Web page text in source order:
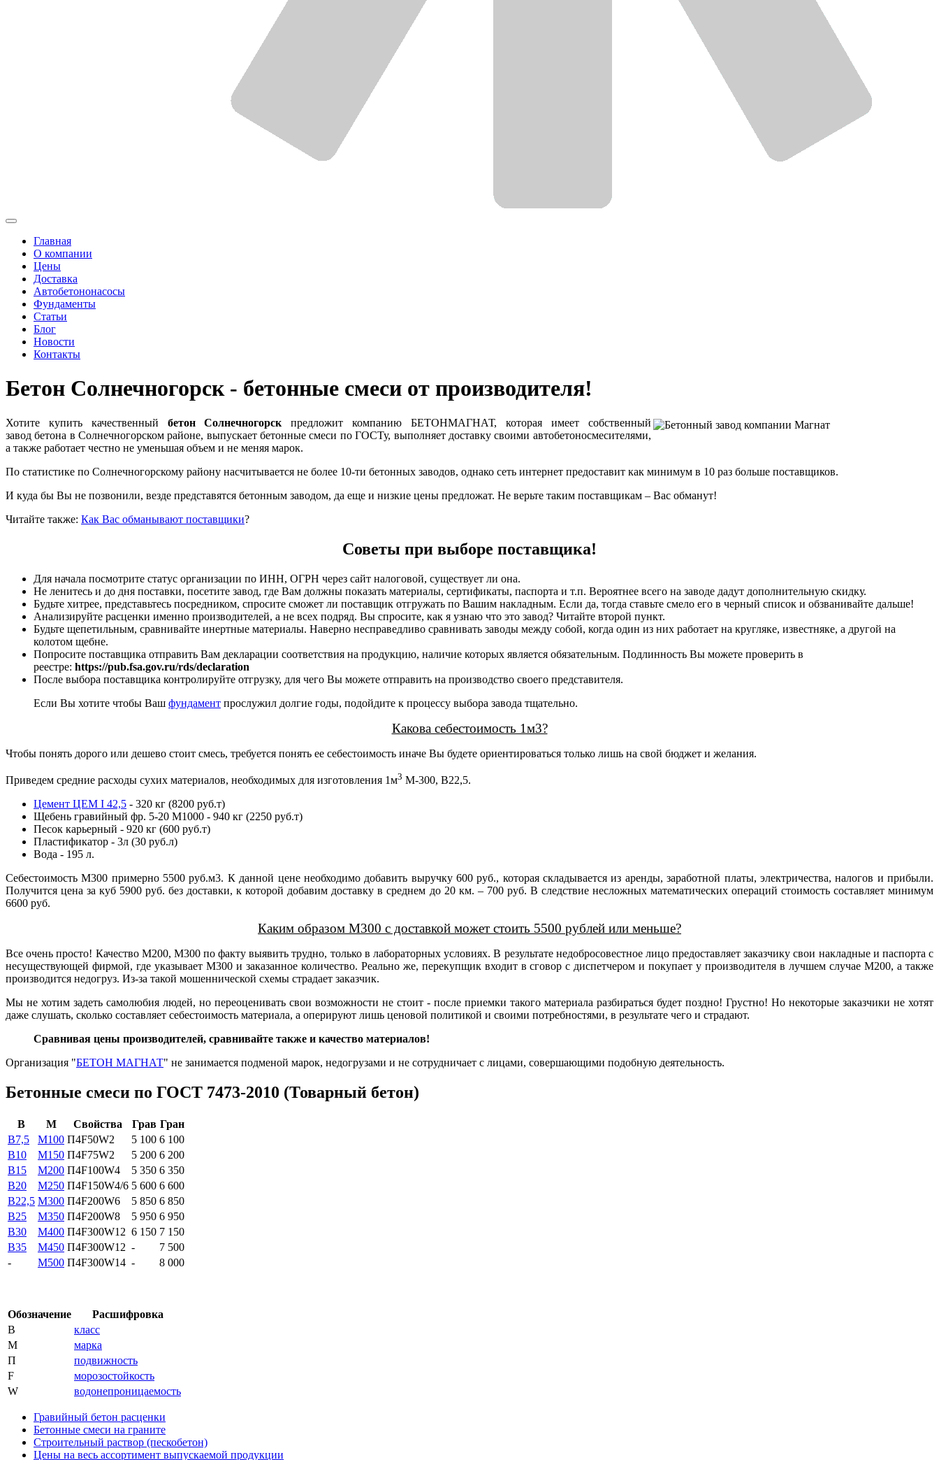
Главная
О компании
Цены
Доставка
Автобетононасосы
Фундаменты
Статьи
Блог
Новости
Контакты
Бетон Солнечногорск - бетонные смеси от производителя!
Хотите купить качественный бетон Солнечногорск предложит компанию БЕТОНМАГНАТ, которая имеет собственный
завод бетона в Солнечногорском районе, выпускает бетонные смеси по ГОСТу, выполняет доставку своими автобетоносмесителями,
а также работает честно не уменьшая объем и не меняя марок.
По статистике по Солнечногорскому району насчитывается не более 10-ти бетонных заводов, однако сеть интернет предоставит как минимум в 10 раз больше поставщиков.
И куда бы Вы не позвонили, везде представятся бетонным заводом, да еще и низкие цены предложат. Не верьте таким поставщикам – Вас обманут!
Читайте также: Как Вас обманывают поставщики?
Советы при выборе поставщика!
Для начала посмотрите статус организации по ИНН, ОГРН через сайт налоговой, существует ли она.
Не ленитесь и до дня поставки, посетите завод, где Вам должны показать материалы, сертификаты, паспорта и т.п. Вероятнее всего на заводе дадут дополнительную скидку.
Будьте хитрее, представьтесь посредником, спросите сможет ли поставщик отгружать по Вашим накладным. Если да, тогда ставьте смело его в черный список и обзванивайте дальше!
Анализируйте расценки именно производителей, а не всех подряд. Вы спросите, как я узнаю что это завод? Читайте второй пункт.
Будьте щепетильным, сравнивайте инертные материалы. Наверно несправедливо сравнивать заводы между собой, когда один из них работает на кругляке, известняке, а другой на
колотом щебне.
Попросите поставщика отправить Вам декларации соответствия на продукцию, наличие которых является обязательным. Подлинность Вы можете проверить в
реестре: https://pub.fsa.gov.ru/rds/declaration
После выбора поставщика контролируйте отгрузку, для чего Вы можете отправить на производство своего представителя.
Если Вы хотите чтобы Ваш фундамент прослужил долгие годы, подойдите к процессу выбора завода тщательно.
Какова себестоимость 1м3?
Чтобы понять дорого или дешево стоит смесь, требуется понять ее себестоимость иначе Вы будете ориентироваться только лишь на свой бюджет и желания.
Приведем средние расходы сухих материалов, необходимых для изготовления 1м3 М-300, В22,5.
Цемент ЦЕМ I 42,5 - 320 кг (8200 руб.т)
Щебень гравийный фр. 5-20 М1000 - 940 кг (2250 руб.т)
Песок карьерный - 920 кг (600 руб.т)
Пластификатор - 3л (30 руб.л)
Вода - 195 л.
Себестоимость М300 примерно 5500 руб.м3. К данной цене необходимо добавить выручку 600 руб., которая складывается из аренды, заработной платы, электричества, налогов и прибыли.
Получится цена за куб 5900 руб. без доставки, к которой добавим доставку в среднем до 20 км. – 700 руб. В следствие несложных математических операций стоимость составляет минимум
6600 руб.
Каким образом М300 с доставкой может стоить 5500 рублей или меньше?
Все очень просто! Качество М200, М300 по факту выявить трудно, только в лабораторных условиях. В результате недобросовестное лицо предоставляет заказчику свои накладные и паспорта с
несуществующей фирмой, где указывает М300 и заказанное количество. Реально же, перекупщик входит в сговор с диспетчером и покупает у производителя в лучшем случае М200, а также
производится недогруз. Из-за такой мошеннической схемы страдает заказчик.
Мы не хотим задеть самолюбия людей, но переоценивать свои возможности не стоит - после приемки такого материала разбираться будет поздно! Грустно! Но некоторые заказчики не хотят
даже слушать, сколько составляет себестоимость материала, а оперируют лишь ценовой политикой и своими потребностями, в результате чего и страдают.
Сравнивая цены производителей, сравнивайте также и качество материалов!
Организация "БЕТОН МАГНАТ" не занимается подменой марок, недогрузами и не сотрудничает с лицами, совершающими подобную деятельность.
Бетонные смеси по ГОСТ 7473-2010 (Товарный бетон)
В М Свойства Грав Гран
B7,5
М100 П4F50W2 5 100 6 100
B10
М150 П4F75W2 5 200 6 200
B15
М200 П4F100W4 5 350 6 350
B20
М250 П4F150W4/6 5 600 6 600
В22,5 М300 П4F200W6 5 850 6 850
В25
М350 П4F200W8 5 950 6 950
В30
М400 П4F300W12 6 150 7 150
В35
М450 П4F300W12 -
7 500
-
М500 П4F300W14 - 8 000
Обозначение
Расшифровка
В
класс
М
марка
П
подвижность
F
морозостойкость
W
водонепроницаемость
Гравийный бетон расценки
Бетонные смеси на граните
Строительный раствор (пескобетон)
Цены на весь ассортимент выпускаемой продукции